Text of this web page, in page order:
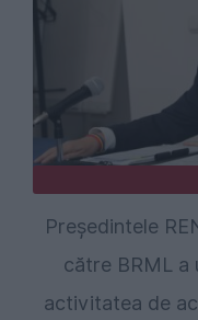
Președintele
către BRML a
activitatea de